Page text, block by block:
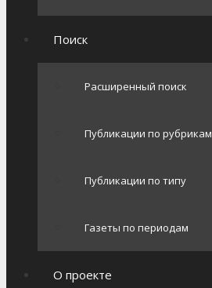
Поиск
Расширенный поиск
Публикации по рубрикам
Публикации по типу
Газеты по периодам
О проекте